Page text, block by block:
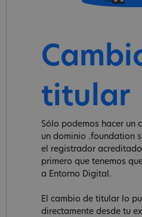
titular
Sólo podemos hacer un
un dominio .foundation
el registrador
primero que tenemos
a Entorno Digital.
El cambio de titular lo
directamente desde tu